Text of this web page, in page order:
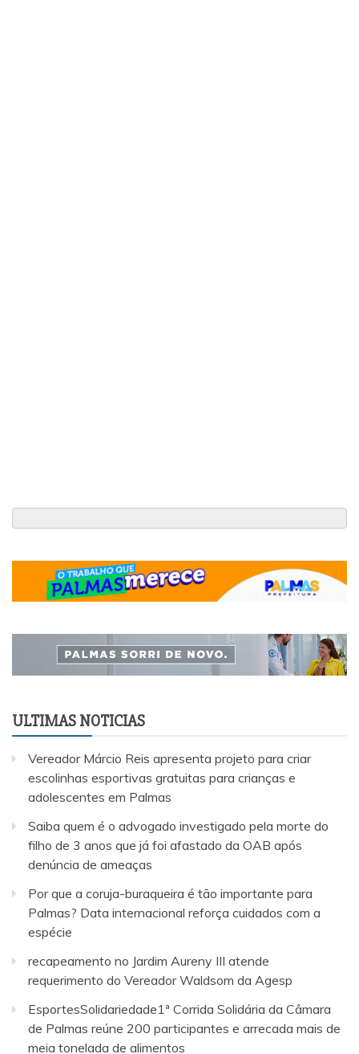
ULTIMAS NOTICIAS
Vereador Márcio Reis apresenta projeto para criar
escolinhas esportivas gratuitas para crianças e
adolescentes em Palmas
Saiba quem é o advogado investigado pela morte do
filho de 3 anos que já foi afastado da OAB após
denúncia de ameaças
Por que a coruja-buraqueira é tão importante para
Palmas? Data internacional reforça cuidados com a
espécie
recapeamento no Jardim Aureny III atende
requerimento do Vereador Waldsom da Agesp
EsportesSolidariedade1ª Corrida Solidária da Câmara
de Palmas reúne 200 participantes e arrecada mais de
meia tonelada de alimentos